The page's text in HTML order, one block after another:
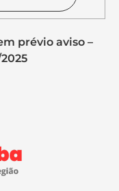
prévio aviso –